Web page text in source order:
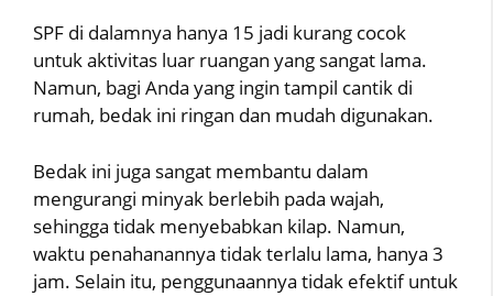
SPF di dalamnya hanya 15 jadi kurang cocok
untuk aktivitas luar ruangan yang sangat lama.
Namun, bagi Anda yang ingin tampil cantik di
rumah, bedak ini ringan dan mudah digunakan.
Bedak ini juga sangat membantu dalam
mengurangi minyak berlebih pada wajah,
sehingga tidak menyebabkan kilap. Namun,
waktu penahanannya tidak terlalu lama, hanya 3
jam. Selain itu, penggunaannya tidak efektif untuk